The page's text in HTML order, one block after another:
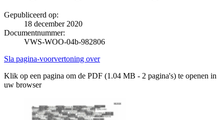
Gepubliceerd op:
18 december 2020
Documentnummer:
VWS-WOO-04b-982806
Sla pagina-voorvertoning over
Klik op een pagina om de PDF (1.04 MB - 2 pagina's) te openen in
uw browser